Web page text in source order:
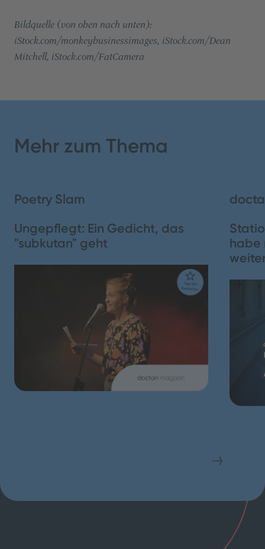
Bildquelle (von oben nach unten):
iStock.com/monkeybusinessimages, iStock.com/Dean
Mitchell, iStock.com/FatCamera
1. Die unzufriedene Stimme im Kopf
4. Die Bedeutung der Psychohygiene
5. Der Weg zur Selbstakzeptanz
Mehr zum Thema
Poetry Slam
Ungepflegt: Ein Gedicht, das
"subkutan" geht
habe